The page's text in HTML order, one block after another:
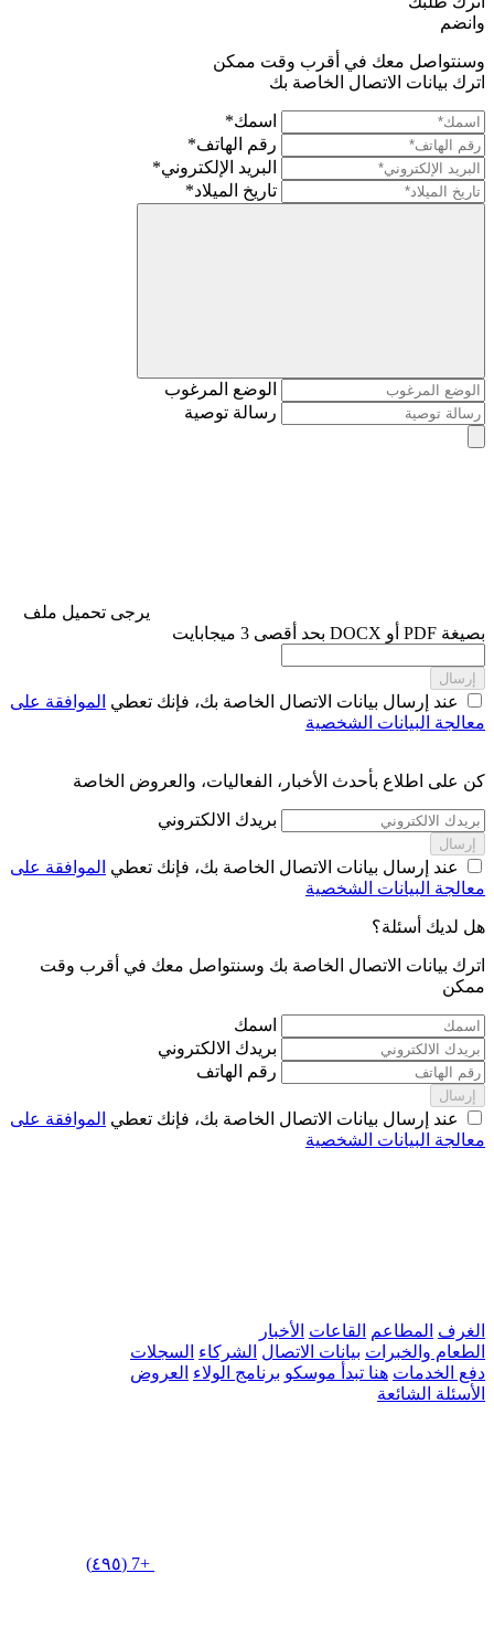
وانضم
وسنتواصل معك في أقرب وقت ممكن
اترك بيانات الاتصال الخاصة بك
اسمك*
رقم الهاتف*
البريد الإلكتروني*
تاريخ الميلاد*
الوضع المرغوب
رسالة توصية
يرجى تحميل ملف
بصيغة PDF أو DOCX بحد أقصى 3 ميجابايت
إرسال
عند إرسال بيانات الاتصال الخاصة بك، فإنك تعطي الموافقة على
معالجة البيانات الشخصية
كن على اطلاع بأحدث الأخبار، الفعاليات، والعروض الخاصة
بريدك الالكتروني
إرسال
عند إرسال بيانات الاتصال الخاصة بك، فإنك تعطي الموافقة على
معالجة البيانات الشخصية
هل لديك أسئلة؟
اترك بيانات الاتصال الخاصة بك وسنتواصل معك في أقرب وقت
ممكن
اسمك
بريدك الالكتروني
رقم الهاتف
إرسال
عند إرسال بيانات الاتصال الخاصة بك، فإنك تعطي الموافقة على
معالجة البيانات الشخصية
الغرف المطاعم القاعات الأخبار
الطعام والخبرات بيانات الاتصال الشركاء السجلات
دفع الخدمات هنا تبدأ موسكو برنامج الولاء العروض
الأسئلة الشائعة
+7 (٤٩٥)